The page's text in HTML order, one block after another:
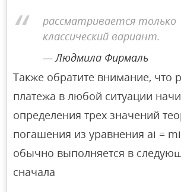
рассматривается только
классический вариант.
Людмила Фирмаль
Также обратите внимание, что
платежа в любой ситуации
определения трех значений
погашения из уравнения ai =
обычно выполняется в
сначала